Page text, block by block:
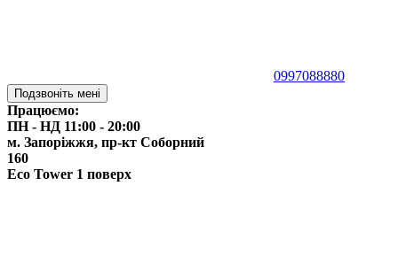
0997088880
Подзвоніть мені
Працюємо:
ПН - НД 11:00 - 20:00
м. Запоріжжя, пр-кт Соборний
160
Eco Tower 1 поверх